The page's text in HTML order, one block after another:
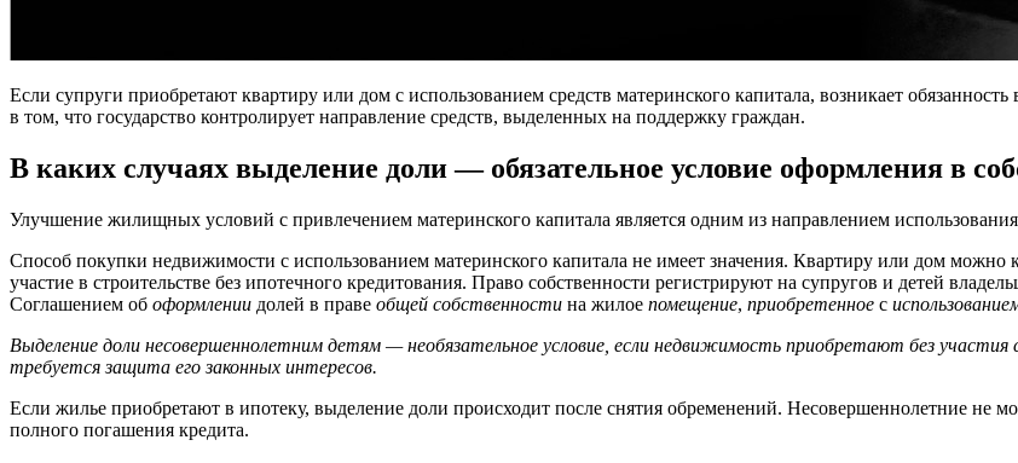
Если супруги приобретают квартиру или дом с использованием средств материнского капитала, возникает
в том, что государство контролирует направление средств, выделенных на поддержку граждан.
В каких случаях выделение доли — обязательное условие оформления в
Улучшение жилищных условий с привлечением материнского капитала является одним из направлением
Способ покупки недвижимости с использованием материнского капитала не имеет значения. Квартиру или дом можно
участие в строительстве без ипотечного кредитования. Право собственности регистрируют на супругов и детей
Соглашением об оформлении долей в праве общей собственности на жилое помещение, приобретенное с
Выделение доли несовершеннолетним детям — необязательное условие, если недвижимость приобретают без участия
требуется защита его законных интересов.
Если жилье приобретают в ипотеку, выделение доли происходит после снятия обременений. Несовершеннолетние не
полного погашения кредита.